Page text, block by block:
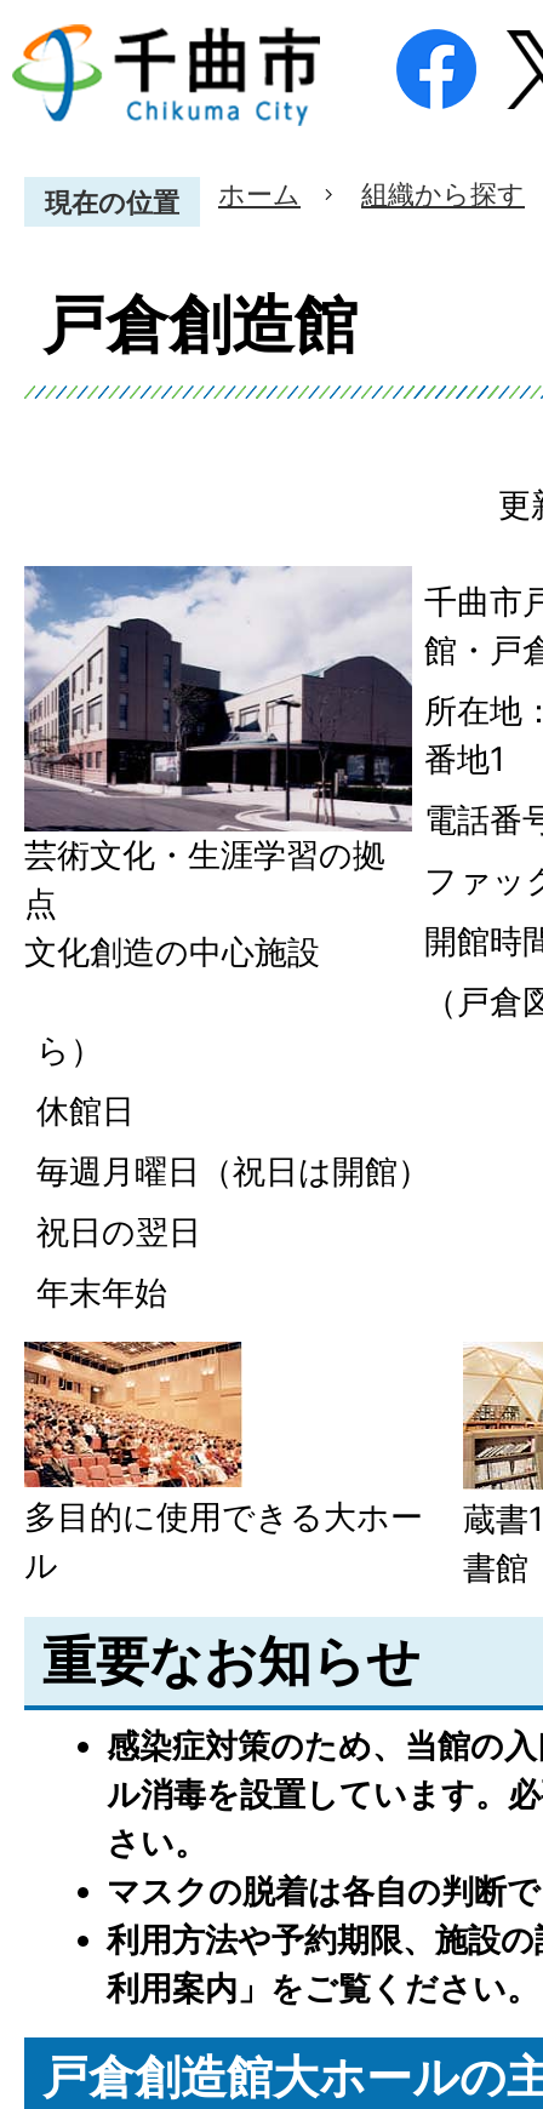
現在の位置 ホーム 組織から探す
戸倉創造館
更
芸術文化・生涯学習の拠
点
文化創造の中心施設
千曲市
館・戸
所在地
番地1
電話番
ファッ
開館時
（戸
ら）
休館日
毎週月曜日（祝日は開館）
祝日の翌日
年末年始
多目的に使用できる大ホー
ル
蔵書
書館
重要なお知らせ
感染症対策のため、当館の
ル消毒を設置しています。
さい。
マスクの脱着は各自の判断
利用方法や予約期限、施設
利用案内」をご覧ください。
戸倉創造館大ホールの